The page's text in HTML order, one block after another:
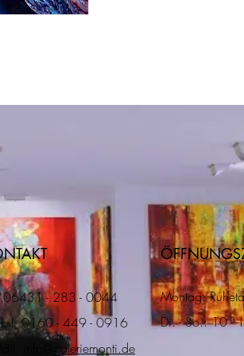
06431 - 283 - 0044
0160 - 449 - 0916
info@galeriemonti.de
Montag:
Di. - So.: 10 -